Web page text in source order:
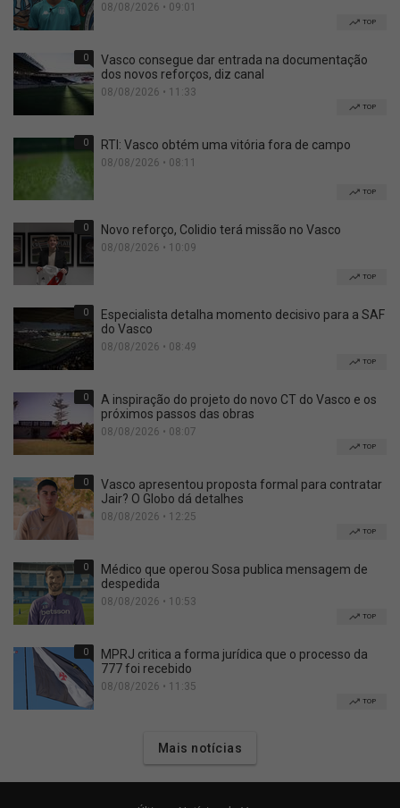
08/08/2026 • 09:01
TOP
0
Vasco consegue dar entrada na documentação
dos novos reforços, diz canal
08/08/2026 • 11:33
TOP
0 RTI: Vasco obtém uma vitória fora de campo
08/08/2026 • 08:11
TOP
0 Novo reforço, Colidio terá missão no Vasco
08/08/2026 • 10:09
TOP
0
Especialista detalha momento decisivo para a SAF
do Vasco
08/08/2026 • 08:49
TOP
0
A inspiração do projeto do novo CT do Vasco e os
próximos passos das obras
08/08/2026 • 08:07
TOP
0
Vasco apresentou proposta formal para contratar
Jair? O Globo dá detalhes
08/08/2026 • 12:25
TOP
0
Médico que operou Sosa publica mensagem de
despedida
08/08/2026 • 10:53
TOP
0
MPRJ critica a forma jurídica que o processo da
777 foi recebido
08/08/2026 • 11:35
TOP
Mais notícias